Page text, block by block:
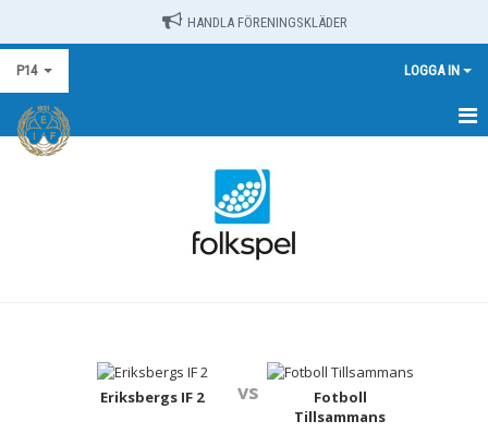
HANDLA FÖRENINGSKLÄDER
P14 LOGGA IN
HEM
Eriksbergs IF 2 vs
Fotboll
Tillsammans